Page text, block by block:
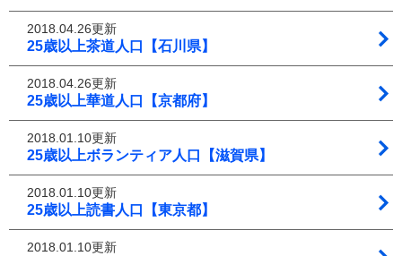
2018.04.26更新
25歳以上茶道人口【石川県】
2018.04.26更新
25歳以上華道人口【京都府】
2018.01.10更新
25歳以上ボランティア人口【滋賀県】
2018.01.10更新
25歳以上読書人口【東京都】
2018.01.10更新